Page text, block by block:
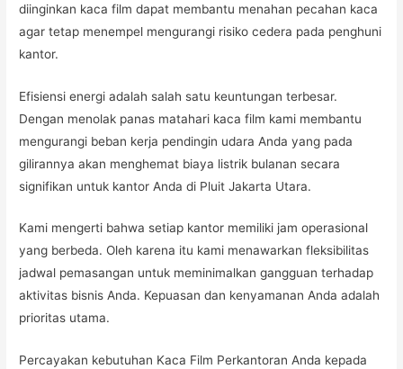
diinginkan kaca film dapat membantu menahan pecahan kaca
agar tetap menempel mengurangi risiko cedera pada penghuni
kantor.
Efisiensi energi adalah salah satu keuntungan terbesar.
Dengan menolak panas matahari kaca film kami membantu
mengurangi beban kerja pendingin udara Anda yang pada
gilirannya akan menghemat biaya listrik bulanan secara
signifikan untuk kantor Anda di Pluit Jakarta Utara.
Kami mengerti bahwa setiap kantor memiliki jam operasional
yang berbeda. Oleh karena itu kami menawarkan fleksibilitas
jadwal pemasangan untuk meminimalkan gangguan terhadap
aktivitas bisnis Anda. Kepuasan dan kenyamanan Anda adalah
prioritas utama.
Percayakan kebutuhan Kaca Film Perkantoran Anda kepada